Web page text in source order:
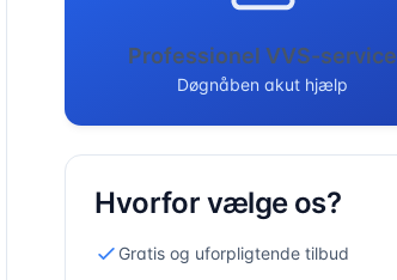
Professionel VVS-service
Døgnåben akut hjælp
Hvorfor vælge os?
Gratis og uforpligtende tilbud